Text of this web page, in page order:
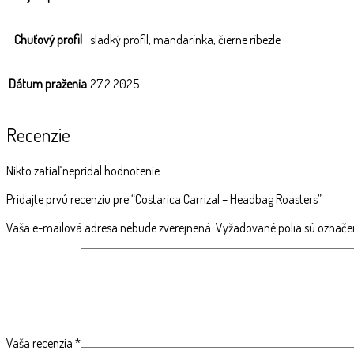
Chuťový profil sladký profil, mandarínka, čierne ríbezle
Dátum praženia 27.2.2025
Recenzie
Nikto zatiaľ nepridal hodnotenie.
Pridajte prvú recenziu pre “Costarica Carrizal – Headbag Roasters”
Vaša e-mailová adresa nebude zverejnená. Vyžadované polia sú
Vaša recenzia *